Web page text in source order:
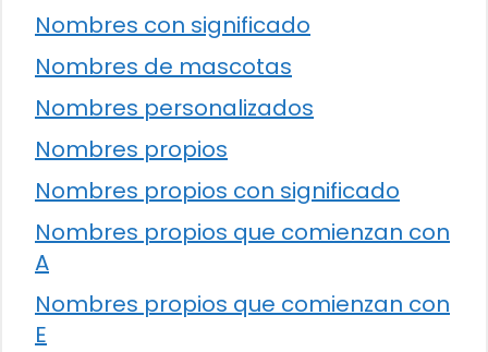
Nombres con significado
Nombres de mascotas
Nombres personalizados
Nombres propios
Nombres propios con significado
Nombres propios que comienzan con
A
Nombres propios que comienzan con
E